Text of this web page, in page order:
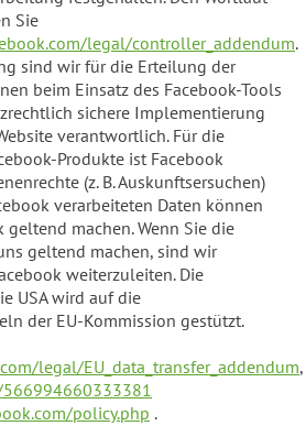
Sie
legal/controller_addendum.
sind wir für die Erteilung der
beim Einsatz des Facebook-Tools
sichere Implementierung
verantwortlich. Für die
Produkte ist Facebook
(z. B. Auskunftsersuchen)
verarbeiteten Daten können
geltend machen. Wenn Sie die
geltend machen, sind wir
weiterzuleiten. Die
USA wird auf die
der EU-Kommission gestützt.
legal/EU_data_transfer_addendum,
policy.php .